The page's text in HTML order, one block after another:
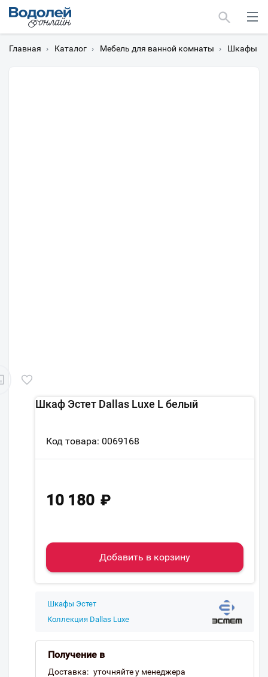
Главная › Каталог › Мебель для ванной комнаты › Шкафы
Шкаф Эстет Dallas Luxe L белый
Код товара: 0069168
10 180 ₽
Добавить в корзину
Шкафы Эстет
Коллекция Dallas Luxe
Получение в
Доставка: уточняйте у менеджера